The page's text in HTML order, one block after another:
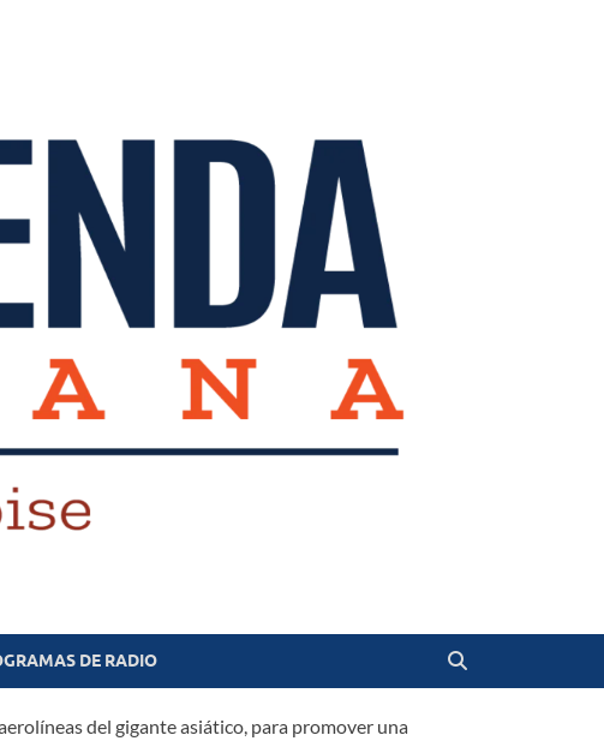
DE RADIO
del gigante asiático, para promover una